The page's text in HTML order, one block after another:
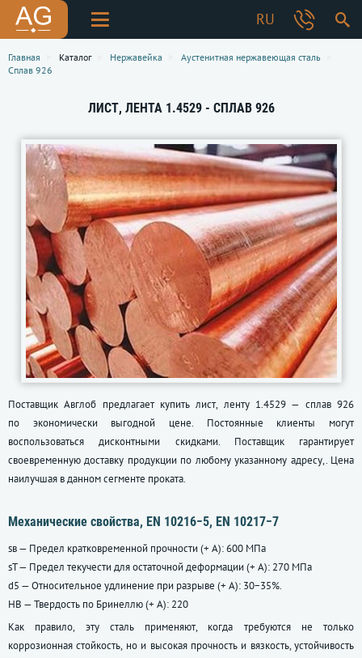
RU
Главная Каталог Нержавейка
Аустенитная нержавеющая сталь
Сплав 926
ЛИСТ, ЛЕНТА 1.4529 - СПЛАВ 926
Поставщик Авглоб предлагает купить лист, ленту 1.4529 — сплав 926
по экономически выгодной цене. Постоянные клиенты могут
воспользоваться дисконтными скидками. Поставщик гарантирует
своевременную доставку продукции по любому указанному адресу,. Цена
наилучшая в данном сегменте проката.
Механические свойства, EN 10216−5, EN 10217−7
sв — Предел кратковременной прочности (+ A): 600 МПа
sT — Предел текучести для остаточной деформации (+ A): 270 МПа
d5 — Относительное удлинение при разрыве (+ A): 30−35%.
HB — Твердость по Бринеллю (+ A): 220
Как правило, эту сталь применяют, когда требуются не только
коррозионная стойкость, но и высокая прочность и вязкость, устойчивость